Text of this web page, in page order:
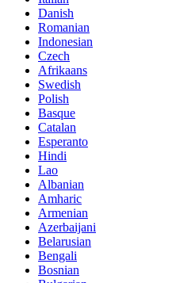
Danish
Romanian
Indonesian
Czech
Afrikaans
Swedish
Polish
Basque
Catalan
Esperanto
Hindi
Lao
Albanian
Amharic
Armenian
Azerbaijani
Belarusian
Bengali
Bosnian